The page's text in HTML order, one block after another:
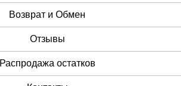
Возврат и Обмен
Отзывы
Распродажа остатков